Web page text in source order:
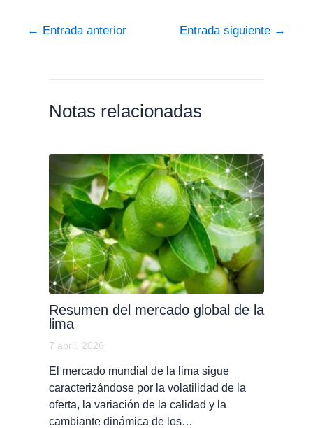
← Entrada anterior Entrada siguiente →
Notas relacionadas
Resumen del mercado global de la
lima
7 abril, 2026
El mercado mundial de la lima sigue
caracterizándose por la volatilidad de la
oferta, la variación de la calidad y la
cambiante dinámica de los…